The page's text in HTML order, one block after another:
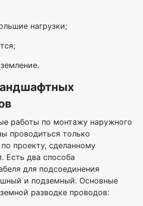
нагрузки;
работы по монтажу наружного
проводиться только
проекту, сделанному
Есть два способа
для подсоединения
и подземный. Основные
разводке проводов: